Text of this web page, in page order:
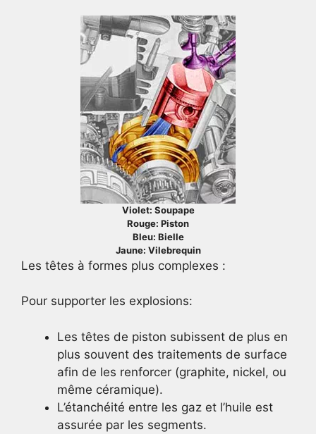
Violet: Soupape
Rouge: Piston
Bleu: Bielle
Jaune: Vilebrequin
Les têtes à formes plus complexes :
Pour supporter les explosions:
Les têtes de piston subissent de plus en
plus souvent des traitements de surface
afin de les renforcer (graphite, nickel, ou
même céramique).
L’étanchéité entre les gaz et l’huile est
assurée par les segments.